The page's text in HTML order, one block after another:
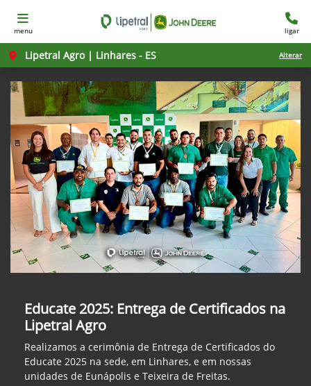
menu ligar
Lipetral Agro | Linhares - ES Alterar
Educate 2025: Entrega de Certificados na
Lipetral Agro
Realizamos a cerimônia de Entrega de Certificados do
Educate 2025 na sede, em Linhares, e em nossas
unidades de Eunápolis e Teixeira de Freitas.